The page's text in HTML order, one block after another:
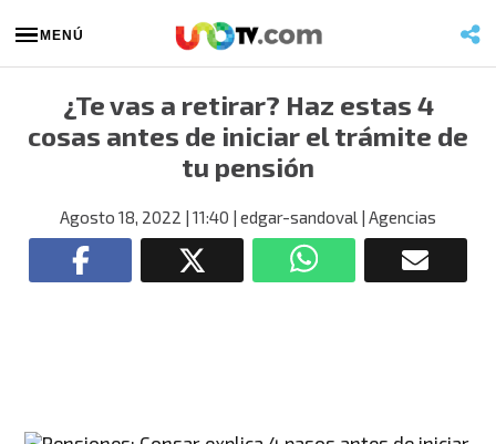
MENÚ
¿Te vas a retirar? Haz estas 4
cosas antes de iniciar el trámite de
tu pensión
Agosto 18, 2022 | 11:40 | edgar-sandoval | Agencias